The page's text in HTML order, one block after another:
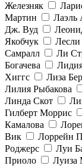
Железняк
Мартин
Лаэль
Дж. Вуд
Якобчук
Самралл
Ли
Богачева
Хиггс
Лиза
Лилия Рыбакова
Линда Скот
Гилберт Моррис
Камалова
Вик
Лоррейн
Роджерс
Луи
Приоло
Луиза